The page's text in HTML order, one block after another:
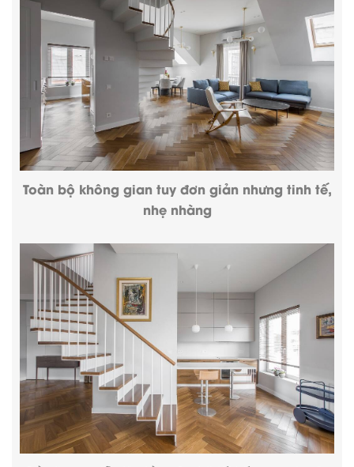
Toàn bộ không gian tuy đơn giản nhưng tinh tế,
nhẹ nhàng